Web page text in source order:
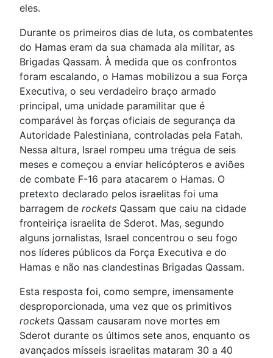
eles.
Durante os primeiros dias de luta, os combatentes
do Hamas eram da sua chamada ala militar, as
Brigadas Qassam. À medida que os confrontos
foram escalando, o Hamas mobilizou a sua Força
Executiva, o seu verdadeiro braço armado
principal, uma unidade paramilitar que é
comparável às forças oficiais de segurança da
Autoridade Palestiniana, controladas pela Fatah.
Nessa altura, Israel rompeu uma trégua de seis
meses e começou a enviar helicópteros e aviões
de combate F-16 para atacarem o Hamas. O
pretexto declarado pelos israelitas foi uma
barragem de rockets Qassam que caiu na cidade
fronteiriça israelita de Sderot. Mas, segundo
alguns jornalistas, Israel concentrou o seu fogo
nos líderes públicos da Força Executiva e do
Hamas e não nas clandestinas Brigadas Qassam.
Esta resposta foi, como sempre, imensamente
desproporcionada, uma vez que os primitivos
rockets Qassam causaram nove mortes em
Sderot durante os últimos sete anos, enquanto os
avançados mísseis israelitas mataram 30 a 40